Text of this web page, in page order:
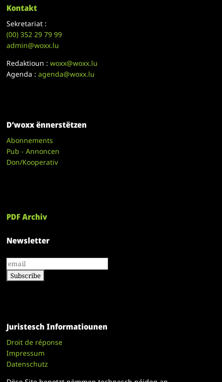
Kontakt
Sekretariat :
(00)352 29 79 99
admin@woxx.lu
Redaktioun :woxx@woxx.lu
Agenda :agenda@woxx.lu
D’woxx ënnerstëtzen
Abonnements
Pub - Annoncen
Don/Kooperativ
PDF Archiv
Newsletter
Juristesch Informatiounen
Droit de réponse
Impressum
Datenschutz